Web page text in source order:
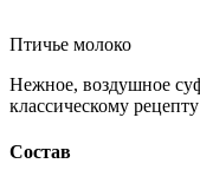
Птичье молоко
Нежное, воздушное
классическому
Состав